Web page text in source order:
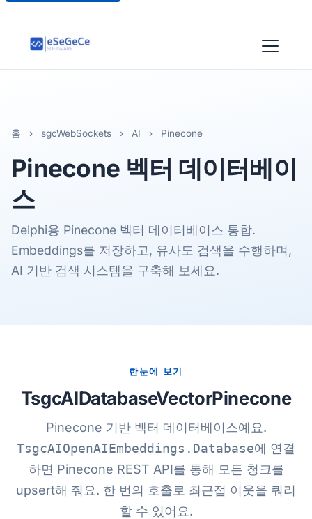
홈 › sgcWebSockets › AI › Pinecone
Pinecone 벡터 데이터베이
스
Delphi용 Pinecone 벡터 데이터베이스 통합.
Embeddings를 저장하고, 유사도 검색을 수행하며,
AI 기반 검색 시스템을 구축해 보세요.
한눈에 보기
TsgcAIDatabaseVectorPinecone
Pinecone 기반 벡터 데이터베이스예요.
TsgcAIOpenAIEmbeddings.Database에 연결
하면 Pinecone REST API를 통해 모든 청크를
upsert해 줘요. 한 번의 호출로 최근접 이웃을 쿼리
할 수 있어요.